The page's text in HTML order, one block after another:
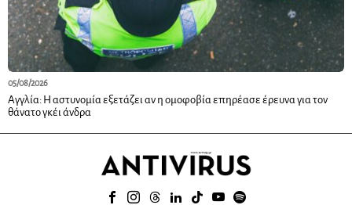
05/08/2026
Αγγλία: Η αστυνομία εξετάζει αν η ομοφοβία επηρέασε έρευνα για τον
θάνατο γκέι άνδρα